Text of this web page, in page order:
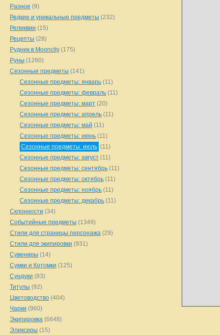
Разное (9)
Редкие и уникальные предметы (232)
Реликвии (15)
Рецепты (28)
Рудник в Mooncity (175)
Руны (1260)
Сезонные предметы (141)
Сезонные предметы: январь (11)
Сезонные предметы: февраль (11)
Сезонные предметы: март (20)
Сезонные предметы: апрель (11)
Сезонные предметы: май (11)
Сезонные предметы: июнь (11)
Сезонные предметы: июль (11)
Сезонные предметы: август (11)
Сезонные предметы: сентябрь (11)
Сезонные предметы: октябрь (11)
Сезонные предметы: ноябрь (11)
Сезонные предметы: декабрь (11)
Склонности (34)
Событийные предметы (1349)
Стили для страницы персонажа (29)
Стили для экипировки (931)
Сувениры (14)
Сумки и Котомки (125)
Сундуки (83)
Титулы (92)
Цветоводство (404)
Чарки (960)
Экипировка (6648)
Эликсиры (15)